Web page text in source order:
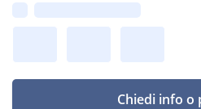
Chiedi info o